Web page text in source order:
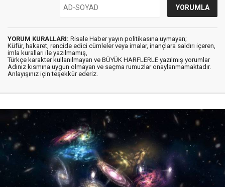
YORUM KURALLARI: Risale Haber yayın politikasına uymayan;
Küfür, hakaret, rencide edici cümleler veya imalar, inançlara saldırı içeren,
imla kuralları ile yazılmamış,
Türkçe karakter kullanılmayan ve BÜYÜK HARFLERLE yazılmış yorumlar
Adınız kısmına uygun olmayan ve saçma rumuzlar onaylanmamaktadır.
Anlayışınız için teşekkür ederiz.